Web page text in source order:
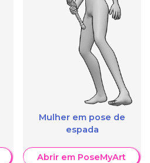
Mulher em pose de
espada
Abrir em PoseMyArt